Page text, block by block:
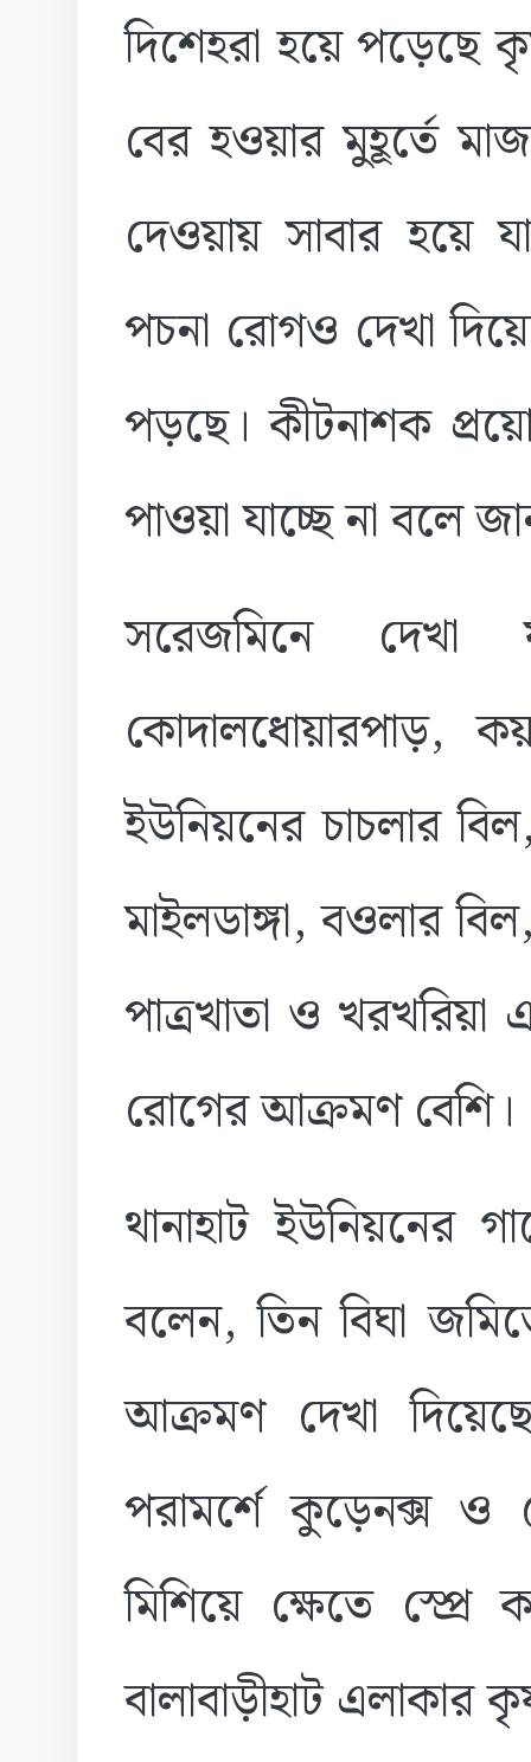
দিশেহরা হয়ে পড়েছে
বের হওয়ার মুহূর্তে
দেওয়ায় সাবার হয়ে
পচনা রোগও দেখা
পড়ছে। কীটনাশক
পাওয়া যাচ্ছে না বলে
সরেজমিনে দেখা
কোদালধোয়ারপাড়,
ইউনিয়নের চাচলার
মাইলডাঙ্গা, বওলার
পাত্রখাতা ও
রোগের আক্রমণ বেশি।
থানাহাট
বলেন, তিন বিঘা
আক্রমণ দেখা
পরামর্শে কুড়েনক্স ও
মিশিয়ে ক্ষেতে
বালাবাড়ীহাট এলাকার